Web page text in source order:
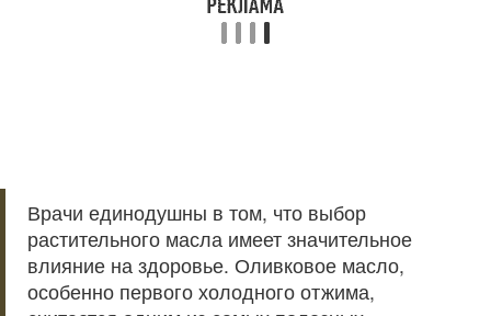
Врачи единодушны в том, что выбор
растительного масла имеет значительное
влияние на здоровье. Оливковое масло,
особенно первого холодного отжима,